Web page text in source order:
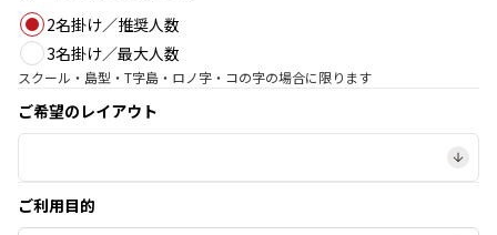
2名掛け／推奨人数
3名掛け／最大人数
スクール・島型・T字島・ロノ字・コの字の場合に限ります
ご希望のレイアウト
ご利用目的